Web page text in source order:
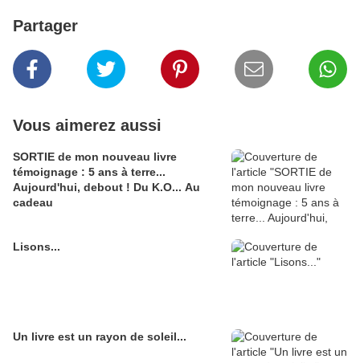
Partager
Vous aimerez aussi
SORTIE de mon nouveau livre
témoignage : 5 ans à terre...
Aujourd'hui, debout ! Du K.O... Au
cadeau
Lisons...
Un livre est un rayon de soleil...